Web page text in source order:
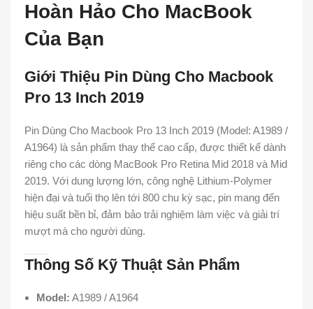
Hoàn Hảo Cho MacBook
Của Bạn
Giới Thiệu Pin Dùng Cho Macbook
Pro 13 Inch 2019
Pin Dùng Cho Macbook Pro 13 Inch 2019 (Model: A1989 /
A1964) là sản phẩm thay thế cao cấp, được thiết kế dành
riêng cho các dòng MacBook Pro Retina Mid 2018 và Mid
2019. Với dung lượng lớn, công nghệ Lithium-Polymer
hiện đại và tuổi thọ lên tới 800 chu kỳ sạc, pin mang đến
hiệu suất bền bỉ, đảm bảo trải nghiệm làm việc và giải trí
mượt mà cho người dùng.
Thông Số Kỹ Thuật Sản Phẩm
Model: A1989 / A1964